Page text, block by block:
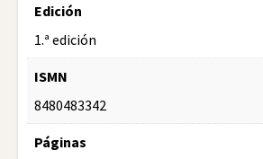
Edición
1.ª edición
ISMN
8480483342
Páginas